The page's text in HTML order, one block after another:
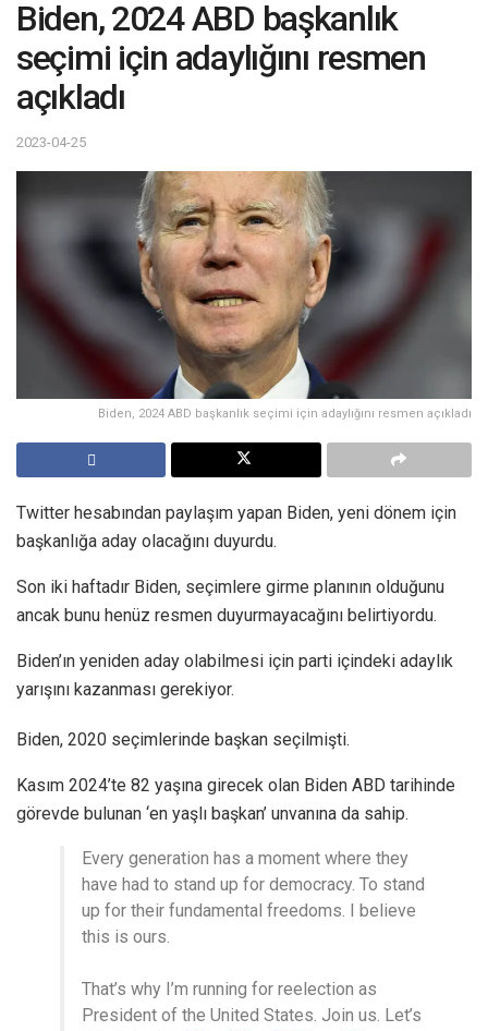
Biden, 2024 ABD başkanlık
seçimi için adaylığını resmen
açıkladı
2023-04-25
Biden, 2024 ABD başkanlık seçimi için adaylığını resmen açıkladı
Twitter hesabından paylaşım yapan Biden, yeni dönem için
başkanlığa aday olacağını duyurdu.
Son iki haftadır Biden, seçimlere girme planının olduğunu
ancak bunu henüz resmen duyurmayacağını belirtiyordu.
Biden’ın yeniden aday olabilmesi için parti içindeki adaylık
yarışını kazanması gerekiyor.
Biden, 2020 seçimlerinde başkan seçilmişti.
Kasım 2024’te 82 yaşına girecek olan Biden ABD tarihinde
görevde bulunan ‘en yaşlı başkan’ unvanına da sahip.
Every generation has a moment where they
have had to stand up for democracy. To stand
up for their fundamental freedoms. I believe
this is ours.
That’s why I’m running for reelection as
President of the United States. Join us. Let’s